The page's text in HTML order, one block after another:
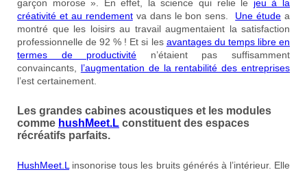
garçon morose ». En effet, la science qui relie le jeu à la
créativité et au rendementva dans le bon sens. Une étude a
montré que les loisirs au travail augmentaient la satisfaction
professionnelle de 92 % ! Et si les avantages du temps libre en
termes de productivité n’étaient pas suffisamment
convaincants, l’augmentation de la rentabilité des entreprises
l’est certainement.
Les grandes cabines acoustiques et les modules
comme hushMeet.L constituent des espaces
récréatifs parfaits.
HushMeet.L insonorise tous les bruits générés à l’intérieur. Elle